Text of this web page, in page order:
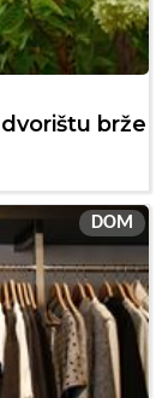
brže
DOM